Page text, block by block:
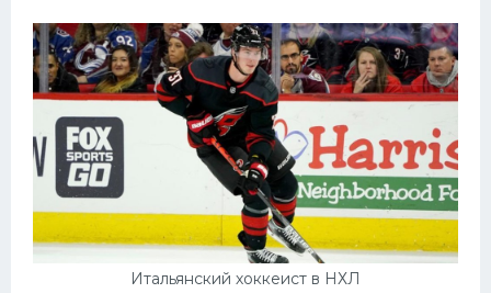
Итальянский хоккеист в НХЛ